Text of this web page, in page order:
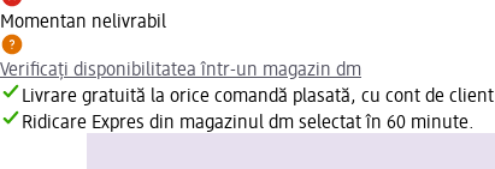
Momentan nelivrabil
Verificați disponibilitatea într-un magazin dm
Livrare gratuită la orice comandă plasată, cu cont de client
Ridicare Expres din magazinul dm selectat în 60 minute.